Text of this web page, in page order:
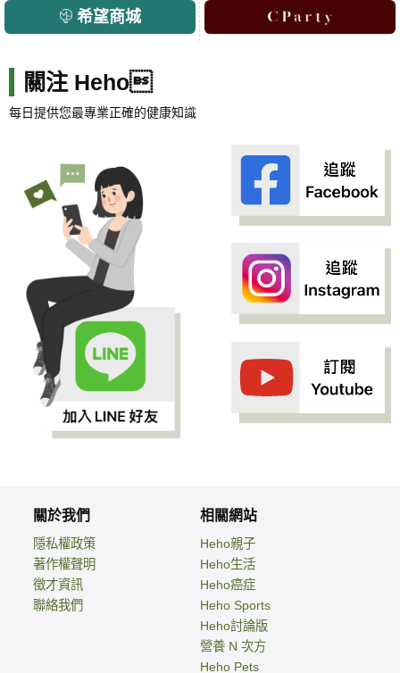
希望商城
關注 Heho
每日提供您最專業正確的健康知識
關於我們
隱私權政策
著作權聲明
徵才資訊
聯絡我們
相關網站
Heho親子
Heho生活
Heho癌症
Heho Sports
Heho討論版
營養 N 次方
Heho Pets